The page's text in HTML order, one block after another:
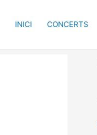
INICI CONCERTS